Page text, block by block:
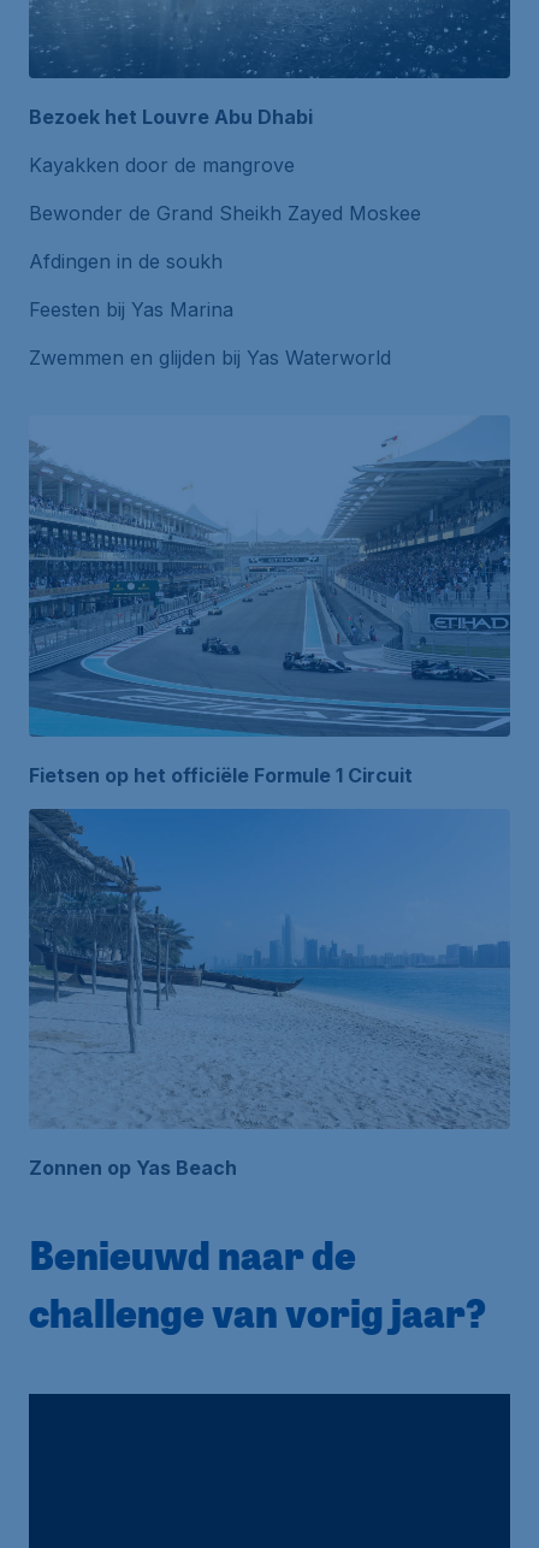
Bezoek het Louvre Abu Dhabi
Kayakken door de mangrove
Bewonder de Grand Sheikh Zayed Moskee
Afdingen in de soukh
Feesten bij Yas Marina
Zwemmen en glijden bij Yas Waterworld
Fietsen op het officiële Formule 1 Circuit
Zonnen op Yas Beach
Benieuwd naar de
challenge van vorig jaar?